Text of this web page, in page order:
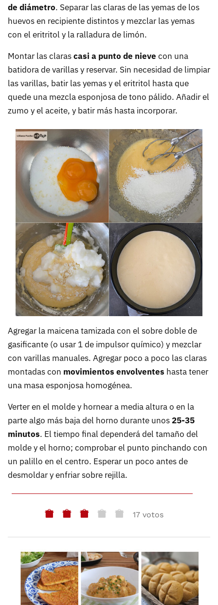
de diámetro. Separar las claras de las yemas de los
huevos en recipiente distintos y mezclar las yemas
con el eritritol y la ralladura de limón.
Montar las clarascasi a punto de nieve con una
batidora de varillas y reservar. Sin necesidad de limpiar
las varillas, batir las yemas y el eritritol hasta que
quede una mezcla esponjosa de tono pálido. Añadir el
zumo y el aceite, y batir más hasta incorporar.
Agregar la maicena tamizada con el sobre doble de
gasificante (o usar 1 de impulsor químico) y mezclar
con varillas manuales. Agregar poco a poco las claras
montadas con movimientos envolventes hasta tener
una masa esponjosa homogénea.
Verter en el molde y hornear a media altura o en la
parte algo más baja del horno durante unos 25-35
minutos. El tiempo final dependerá del tamaño del
molde y el horno; comprobar el punto pinchando con
un palillo en el centro. Esperar un poco antes de
desmoldar y enfriar sobre rejilla.
17 votos